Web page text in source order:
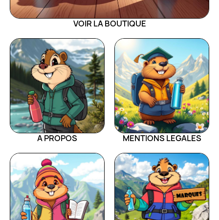
VOIR LA BOUTIQUE
A PROPOS MENTIONS LEGALES